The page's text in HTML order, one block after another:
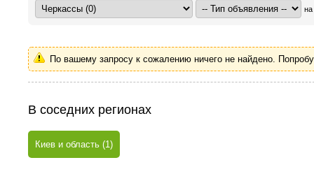
на
По вашему запросу к сожалению ничего не найдено.
В соседних регионах
Киев и область (1)